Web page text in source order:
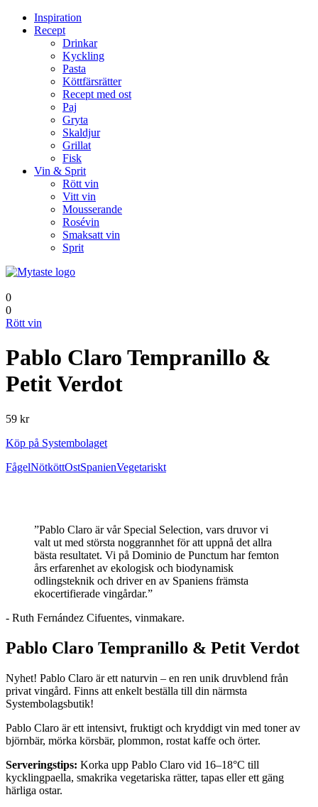
Inspiration
Recept
Drinkar
Kyckling
Pasta
Köttfärsrätter
Recept med ost
Paj
Gryta
Skaldjur
Grillat
Fisk
Vin & Sprit
Rött vin
Vitt vin
Mousserande
Rosévin
Smaksatt vin
Sprit
0
0
Rött vin
Pablo Claro Tempranillo &
Petit Verdot
59 kr
Köp på Systembolaget
FågelNötköttOstSpanienVegetariskt
”Pablo Claro är vår Special Selection, vars druvor vi
valt ut med största noggrannhet för att uppnå det allra
bästa resultatet. Vi på Dominio de Punctum har femton
års erfarenhet av ekologisk och biodynamisk
odlingsteknik och driver en av Spaniens främsta
ekocertifierade vingårdar.”
- Ruth Fernández Cifuentes, vinmakare.
Pablo Claro Tempranillo & Petit Verdot
Nyhet! Pablo Claro är ett naturvin – en ren unik druvblend från
privat vingård. Finns att enkelt beställa till din närmsta
Systembolagsbutik!
Pablo Claro är ett intensivt, fruktigt och kryddigt vin med toner av
björnbär, mörka körsbär, plommon, rostat kaffe och örter.
Serveringstips: Korka upp Pablo Claro vid 16–18°C till
kycklingpaella, smakrika vegetariska rätter, tapas eller ett gäng
härliga ostar.